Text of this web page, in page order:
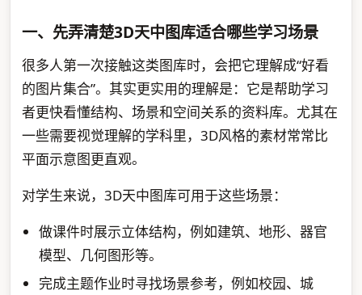
一、先弄清楚3D天中图库适合哪些学习场景
很多人第一次接触这类图库时，会把它理解成“好看
的图片集合”。其实更实用的理解是：它是帮助学习
者更快看懂结构、场景和空间关系的资料库。尤其在
一些需要视觉理解的学科里，3D风格的素材常常比
平面示意图更直观。
对学生来说，3D天中图库可用于这些场景：
做课件时展示立体结构，例如建筑、地形、器官
模型、几何图形等。
完成主题作业时寻找场景参考，例如校园、城